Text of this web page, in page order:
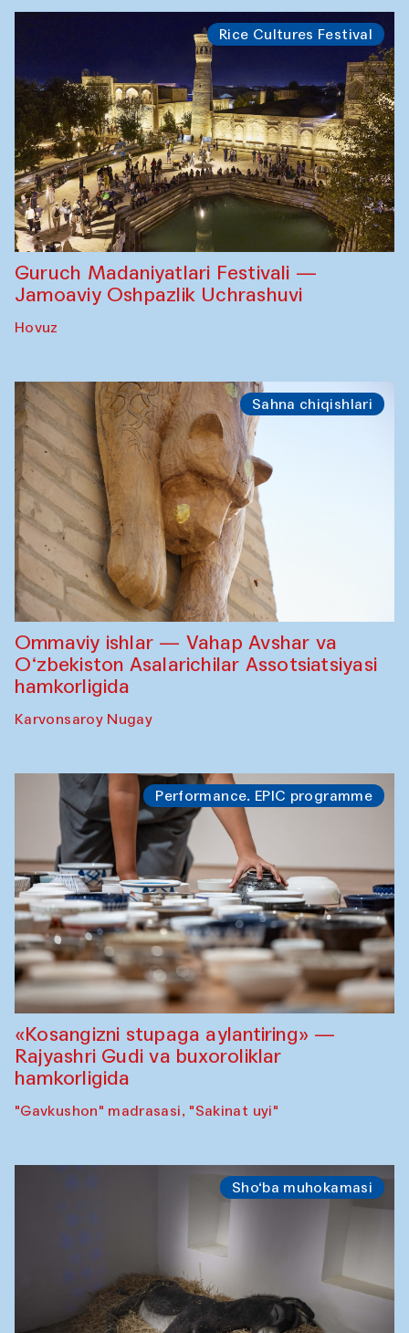
Rice Cultures Festival
Guruch Madaniyatlari Festivali —
Jamoaviy Oshpazlik Uchrashuvi
Hovuz
Sahna chiqishlari
Ommaviy ishlar — Vahap Avshar va
O‘zbekiston Asalarichilar Assotsiatsiyasi
hamkorligida
Karvonsaroy Nugay
Performance. EPIC programme
«Kosangizni stupaga aylantiring» —
Rajyashri Gudi va buxoroliklar
hamkorligida
"Gavkushon" madrasasi, "Sakinat uyi"
Sho‘ba muhokamasi